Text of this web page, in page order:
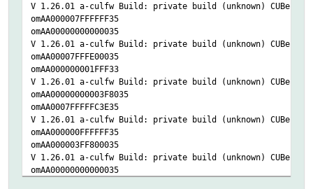
V 1.26.01 a-culfw Build: private build (unknown) CUBe (F-
omAA000007FFFFFF35
omAA00000000000035
V 1.26.01 a-culfw Build: private build (unknown) CUBe (F-
omAA00007FFFE00035
omAA000000001FFF33
V 1.26.01 a-culfw Build: private build (unknown) CUBe (F-
omAA00000000003F8035
omAA0007FFFFFC3E35
V 1.26.01 a-culfw Build: private build (unknown) CUBe (F-
omAA000000FFFFFF35
omAA000003FF800035
V 1.26.01 a-culfw Build: private build (unknown) CUBe (F-
omAA00000000000035